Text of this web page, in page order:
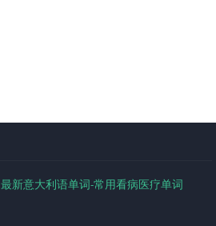
最新意大利语单词-常用看病医疗单词